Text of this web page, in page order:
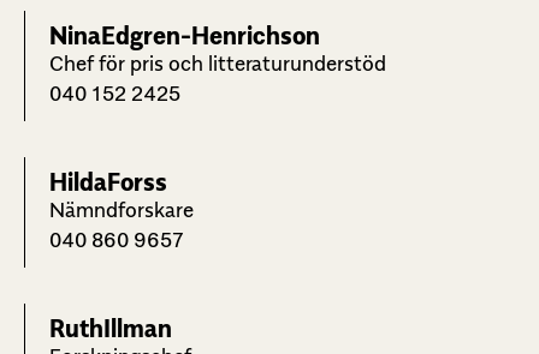
NinaEdgren-Henrichson
Chef för pris och litteraturunderstöd
040 152 2425
HildaForss
Nämndforskare
040 860 9657
RuthIllman